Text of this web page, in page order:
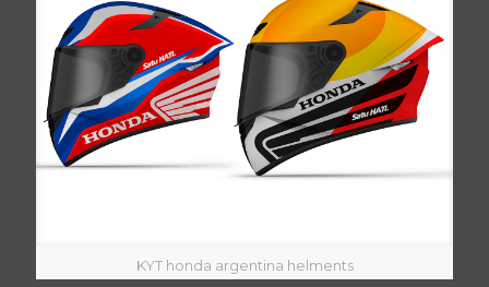
KYT honda argentina helments